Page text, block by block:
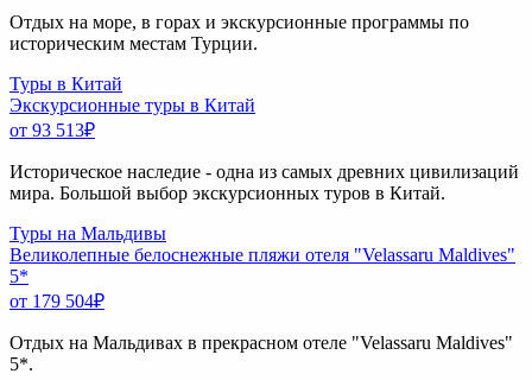
Отдых на море, в горах и экскурсионные программы по
историческим местам Турции.
Туры в Китай
Экскурсионные туры в Китай
от 93 513₽
Историческое наследие - одна из самых древних цивилизаций
мира. Большой выбор экскурсионных туров в Китай.
Туры на Мальдивы
Великолепные белоснежные пляжи отеля "Velassaru Maldives"
5*
от 179 504₽
Отдых на Мальдивах в прекрасном отеле "Velassaru Maldives"
5*.